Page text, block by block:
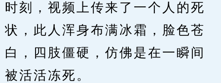
时刻，视频上传来了一个人的死
状，此人浑身布满冰霜，脸色苍
白，四肢僵硬，仿佛是在一瞬间
被活活冻死。